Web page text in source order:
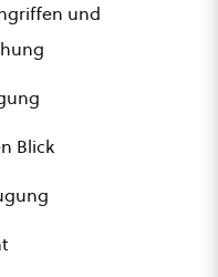
und
Blick